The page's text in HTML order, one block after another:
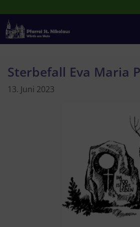
Inhalt
springen
Sterbefall Eva Maria
13. Juni 2023